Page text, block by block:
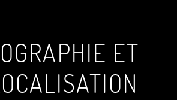
ET